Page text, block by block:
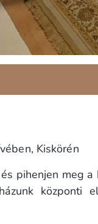
Kiskörén
pihenjen meg
központi